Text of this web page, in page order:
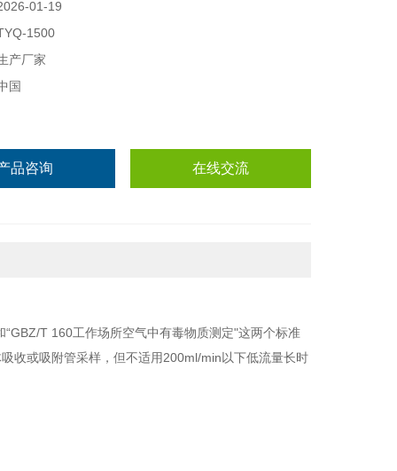
01-19
1500
产厂家
国
品咨询 在线交流
T 160工作场所空气中有毒物质测定"这两个标准
收或吸附管采样，但不适用200ml/min以下低流量长时